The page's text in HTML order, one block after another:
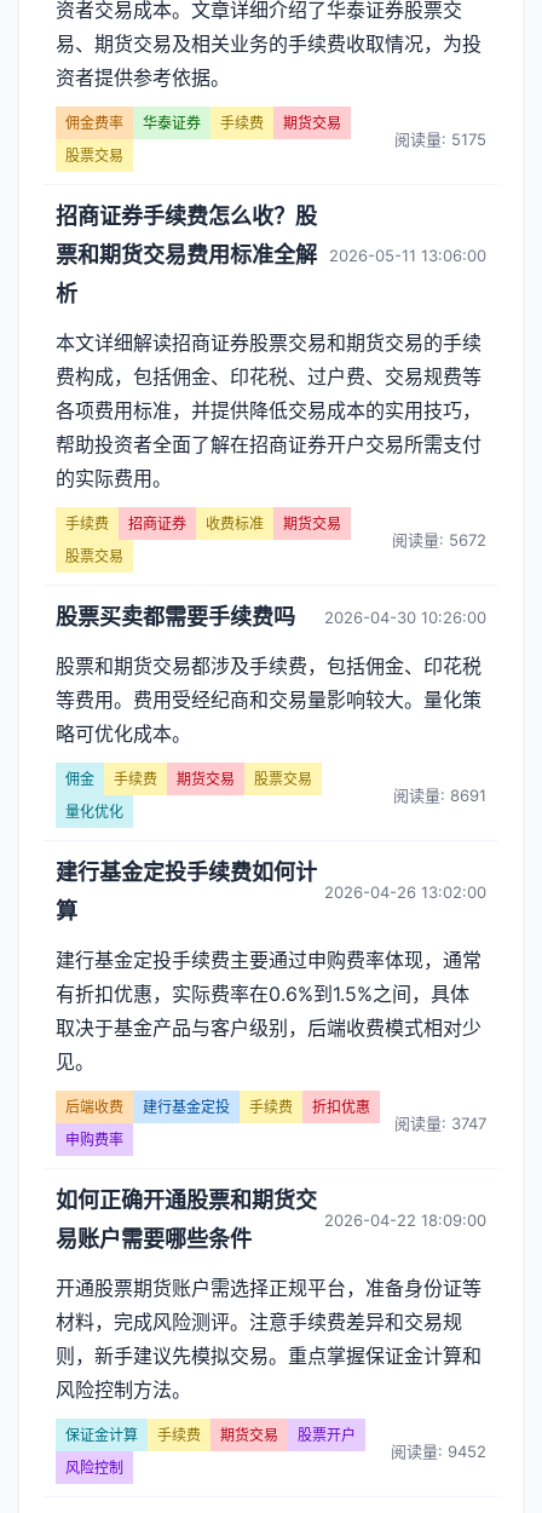
资者交易成本。文章详细介绍了华泰证券股票交
易、期货交易及相关业务的手续费收取情况，为投
资者提供参考依据。
佣金费率 华泰证券 手续费
期货交易
股票交易
阅读量: 5175
招商证券手续费怎么收？股
票和期货交易费用标准全解
析
2026-05-11 13:06:00
本文详细解读招商证券股票交易和期货交易的手续
费构成，包括佣金、印花税、过户费、交易规费等
各项费用标准，并提供降低交易成本的实用技巧，
帮助投资者全面了解在招商证券开户交易所需支付
的实际费用。
手续费 招商证券 收费标准
期货交易
股票交易
阅读量: 5672
股票买卖都需要手续费吗 2026-04-30 10:26:00
股票和期货交易都涉及手续费，包括佣金、印花税
等费用。费用受经纪商和交易量影响较大。量化策
略可优化成本。
佣金 手续费 期货交易
股票交易
量化优化
阅读量: 8691
建行基金定投手续费如何计
算
2026-04-26 13:02:00
建行基金定投手续费主要通过申购费率体现，通常
有折扣优惠，实际费率在0.6%到1.5%之间，具体
取决于基金产品与客户级别，后端收费模式相对少
见。
后端收费 建行基金定投 手续费
折扣优惠
申购费率
阅读量: 3747
如何正确开通股票和期货交
易账户需要哪些条件
2026-04-22 18:09:00
开通股票期货账户需选择正规平台，准备身份证等
材料，完成风险测评。注意手续费差异和交易规
则，新手建议先模拟交易。重点掌握保证金计算和
风险控制方法。
保证金计算 手续费 期货交易
股票开户
风险控制
阅读量: 9452